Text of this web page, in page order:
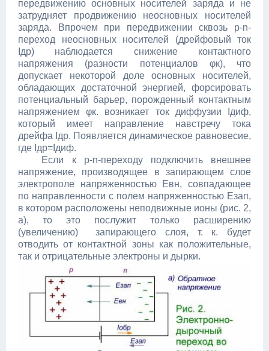
передвижению основных носителей заряда и не
затрудняет продвижению неосновных носителей
заряда. Впрочем при передвижении сквозь p-n-
переход неосновных носителей (дрейфовый ток
Iдр) наблюдается снижение контактного
напряжения (разности потенциалов φк), что
допускает некоторой доле основных носителей,
обладающих достаточной энергией, форсировать
потенциальный барьер, порожденный контактным
напряжением φк. возникает ток диффузии Iдиф,
который имеет направление навстречу тока
дрейфа Iдр. Появляется динамическое равновесие,
где Iдр=Iдиф.
Если к p-n-переходу подключить внешнее
напряжение, производящее в запирающем слое
электрополе напряженностью Евн, совпадающее
по направленности с полем напряженностью Езап,
в котором расположены неподвижные ионы (рис. 2,
а), то это послужит только расширению
(увеличению) запирающего слоя, т. к. будет
отводить от контактной зоны как положительные,
так и отрицательные электроны и дырки.